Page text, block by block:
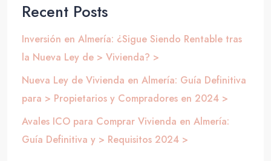
Recent Posts
Inversión en Almería: ¿Sigue Siendo Rentable tras
la Nueva Ley de > Vivienda? >
Nueva Ley de Vivienda en Almería: Guía Definitiva
para > Propietarios y Compradores en 2024 >
Avales ICO para Comprar Vivienda en Almería:
Guía Definitiva y > Requisitos 2024 >